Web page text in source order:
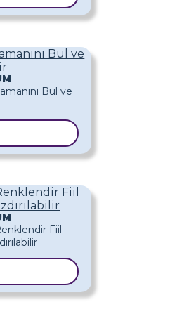
Bul ve
Fiil